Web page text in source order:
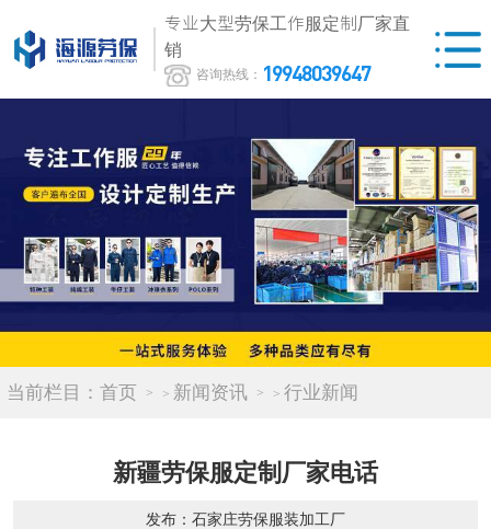
专业大型劳保工作服定制厂家直
销
咨询热线： 19948039647
当前栏目： 首页 > 新闻资讯 > 行业新闻
新疆劳保服定制厂家电话
发布：石家庄劳保服装加工厂